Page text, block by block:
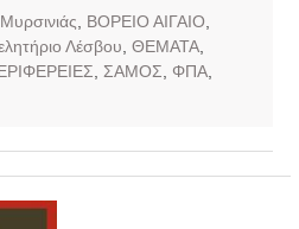
ΒΟΡΕΙΟ ΑΙΓΑΙΟ
Λέσβου ΘΕΜΑΤΑ,
ΣΑΜΟΣ ΦΠΑ,